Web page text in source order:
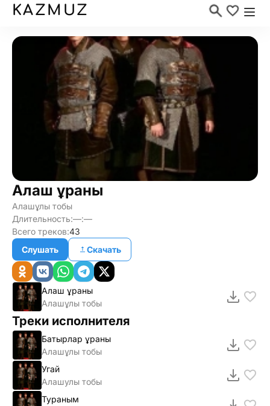
KAZMUZ
Алаш ұраны
Алашұлы тобы
Длительность:—:—
Всего треков:43
Слушать
Скачать
Алаш ұраны
Алашұлы тобы
Треки исполнителя
Батырлар ұраны
Алашұлы тобы
Угай
Алашулы тобы
Тураным